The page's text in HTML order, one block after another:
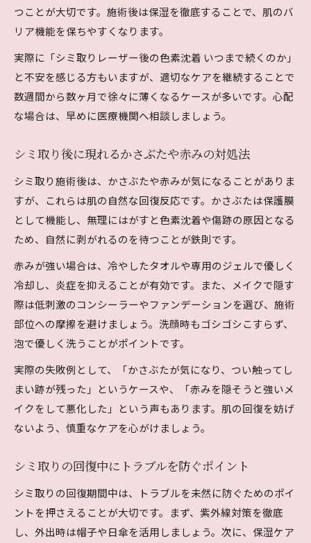
つことが大切です。施術後は保湿を徹底することで、肌のバ
リア機能を保ちやすくなります。
実際に「シミ取りレーザー後の色素沈着 いつまで続くのか」
と不安を感じる方もいますが、適切なケアを継続することで
数週間から数ヶ月で徐々に薄くなるケースが多いです。心配
な場合は、早めに医療機関へ相談しましょう。
シミ取り後に現れるかさぶたや赤みの対処法
シミ取り施術後は、かさぶたや赤みが気になることがありま
すが、これらは肌の自然な回復反応です。かさぶたは保護膜
として機能し、無理にはがすと色素沈着や傷跡の原因となる
ため、自然に剥がれるのを待つことが鉄則です。
赤みが強い場合は、冷やしたタオルや専用のジェルで優しく
冷却し、炎症を抑えることが有効です。また、メイクで隠す
際は低刺激のコンシーラーやファンデーションを選び、施術
部位への摩擦を避けましょう。洗顔時もゴシゴシこすらず、
泡で優しく洗うことがポイントです。
実際の失敗例として、「かさぶたが気になり、つい触ってし
まい跡が残った」というケースや、「赤みを隠そうと強いメ
イクをして悪化した」という声もあります。肌の回復を妨げ
ないよう、慎重なケアを心がけましょう。
シミ取りの回復中にトラブルを防ぐポイント
シミ取りの回復期間中は、トラブルを未然に防ぐためのポイ
ントを押さえることが大切です。まず、紫外線対策を徹底
し、外出時は帽子や日傘を活用しましょう。次に、保湿ケア